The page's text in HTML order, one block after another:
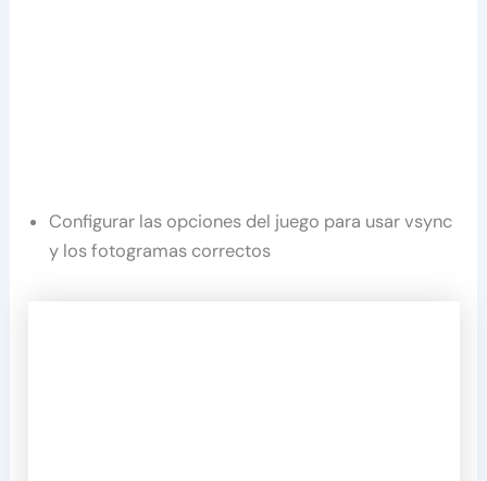
Configurar las opciones del juego para usar vsync
y los fotogramas correctos